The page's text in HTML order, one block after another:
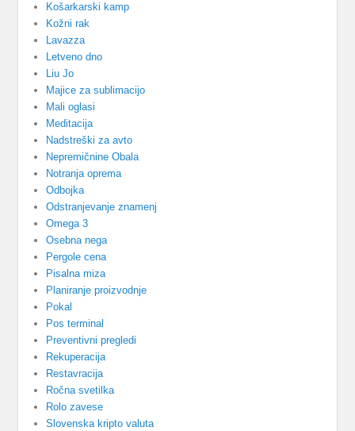
Košarkarski kamp
Kožni rak
Lavazza
Letveno dno
Liu Jo
Majice za sublimacijo
Mali oglasi
Meditacija
Nadstreški za avto
Nepremičnine Obala
Notranja oprema
Odbojka
Odstranjevanje znamenj
Omega 3
Osebna nega
Pergole cena
Pisalna miza
Planiranje proizvodnje
Pokal
Pos terminal
Preventivni pregledi
Rekuperacija
Restavracija
Ročna svetilka
Rolo zavese
Slovenska kripto valuta